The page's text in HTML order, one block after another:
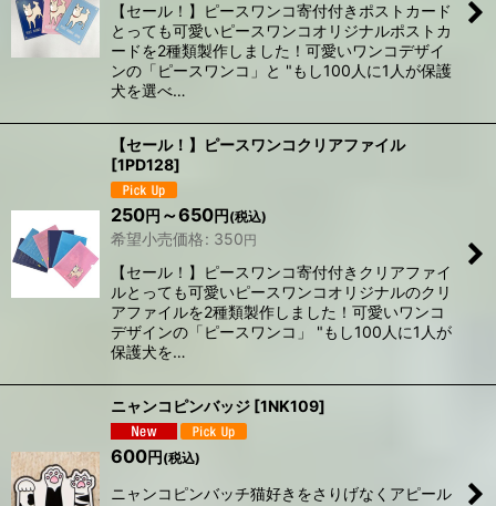
【セール！】ピースワンコ寄付付きポストカード
とっても可愛いピースワンコオリジナルポストカ
ードを2種類製作しました！可愛いワンコデザイ
ンの「ピースワンコ」と "もし100人に1人が保護
犬を選べ…
【セール！】ピースワンコクリアファイル
[1PD128]
250円 ～650円 (税込)
希望小売価格: 350円
【セール！】ピースワンコ寄付付きクリアファイ
ルとっても可愛いピースワンコオリジナルのクリ
アファイルを2種類製作しました！可愛いワンコ
デザインの「ピースワンコ」 "もし100人に1人が
保護犬を…
ニャンコピンバッジ [1NK109]
600円(税込)
ニャンコピンバッチ猫好きをさりげなくアピール